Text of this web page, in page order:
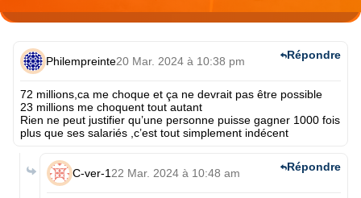
Philempreinte20 Mar. 2024 à 10:38 pm
72 millions,ca me choque et ça ne devrait pas être possible
23 millions me choquent tout autant
Rien ne peut justifier qu’une personne puisse gagner 1000 fois
plus que ses salariés ,c’est tout simplement indécent
Répondre
C-ver-1 22 Mar. 2024 à 10:48 am Répondre